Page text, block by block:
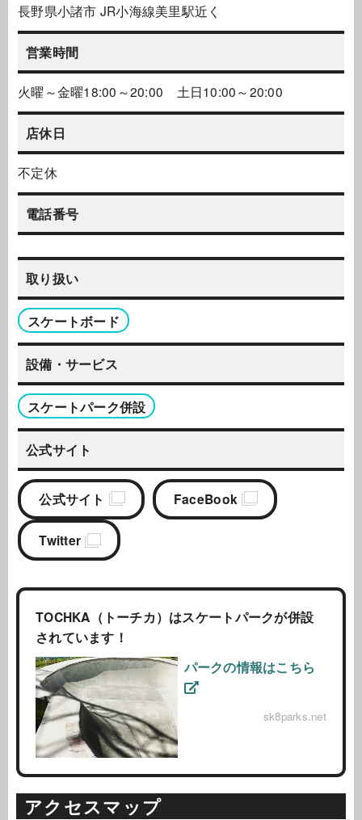
長野県小諸市 JR小海線美里駅近く
営業時間
火曜～金曜18:00～20:00 土日10:00～20:00
店休日
不定休
電話番号
取り扱い
スケートボード
設備・サービス
スケートパーク併設
公式サイト
公式サイト FaceBook
Twitter
TOCHKA（トーチカ）はスケートパークが併設
されています！
パークの情報はこちら
sk8parks.net
アクセスマップ